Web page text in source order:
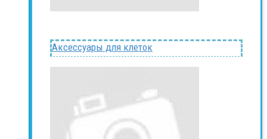
Аксессуары для клеток